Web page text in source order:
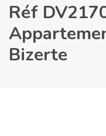
Réf
Bizerte